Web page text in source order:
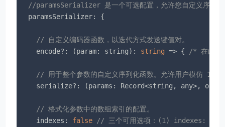
//paramsSerializer 是一个可选配置，允许您自定义序列化
paramsSerializer: {
// 自定义编码器函数，以迭代方式发送键值对。
    encode?: (param: string):
string => { /* 在此处
// 用于整个参数的自定义序列化函数。允许用户模仿 1.x
serialize?: (params: Record<string, any>,
// 格式化参数中的数组索引的配置。
indexes : false
// 三个可用选项：(1) indexes: null